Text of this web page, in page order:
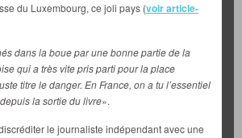
du Luxembourg, ce joli pays (voir article-
dans la boue par une bonne partie de la
qui a très vite pris parti pour la place
titre le danger. En France, on a tu l’essentiel
la sortie du livre».
le journaliste indépendant avec une